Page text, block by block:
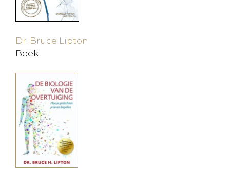
Dr. Bruce Lipton
Boek